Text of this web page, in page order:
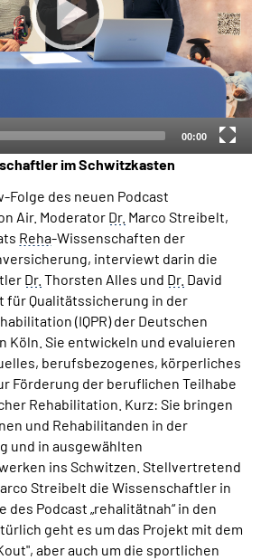
(DGS)
Mein Kundenportal
00:00
im Schwitzkasten
Folge des neuen Podcast
Air. Moderator Dr. Marco Streibelt,
Reha-Wissenschaften der
interviewt darin die
Dr. Thorsten Alles und Dr. David
für Qualitätssicherung in der
(IQPR) der Deutschen
Köln. Sie entwickeln und evaluieren
berufsbezogenes, körperliches
Förderung der beruflichen Teilhabe
Rehabilitation. Kurz: Sie bringen
und Rehabilitanden in der
und in ausgewählten
ins Schwitzen. Stellvertretend
Streibelt die Wissenschaftler in
des Podcast „rehalitätnah“ in den
geht es um das Projekt mit dem
aber auch um die sportlichen